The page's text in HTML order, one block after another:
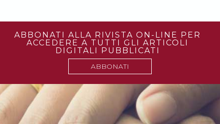
ABBONATI ALLA RIVISTA ON-LINE PER
ACCEDERE A TUTTI GLI ARTICOLI
DIGITALI PUBBLICATI
ABBONATI